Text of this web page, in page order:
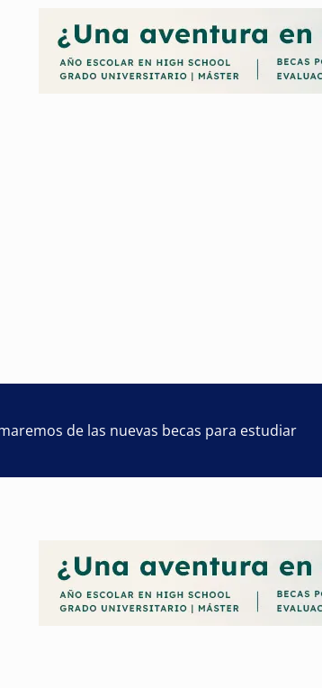
de las nuevas becas para estudiar